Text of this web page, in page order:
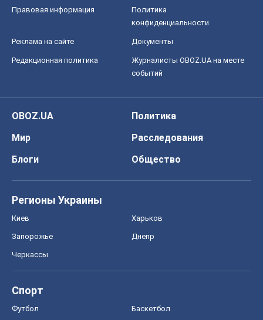
Правовая информация
Политика
конфиденциальности
Реклама на сайте Документы
Редакционная политика
Журналисты OBOZ.UA на месте
событий
OBOZ.UA
Политика
Мир
Расследования
Блоги
Общество
Регионы Украины
Киев Харьков
Запорожье Днепр
Черкассы
Спорт
Футбол Баскетбол